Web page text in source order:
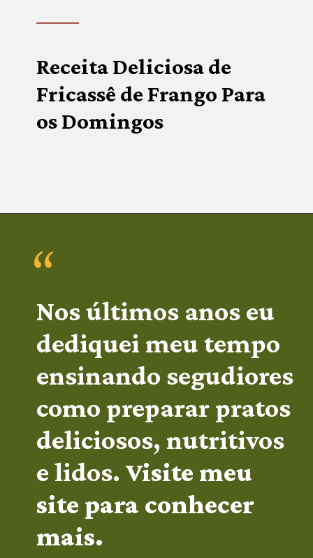
Receita Deliciosa de
Fricassê de Frango Para
os Domingos
Nos últimos anos eu
dediquei meu tempo
ensinando segudiores
como preparar pratos
deliciosos, nutritivos
e lidos. Visite meu
site para conhecer
mais.
“